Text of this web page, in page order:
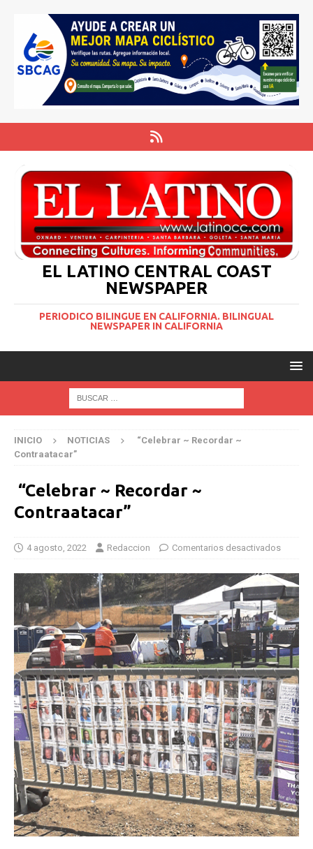
EL LATINO CENTRAL COAST
NEWSPAPER
PERIODICO BILINGUE EN CALIFORNIA. BILINGUAL
NEWSPAPER IN CALIFORNIA
INICIO NOTICIAS
“Celebrar ~ Recordar ~
Contraatacar”
“Celebrar ~ Recordar ~
Contraatacar”
4 agosto, 2022 Redaccion Comentarios desactivados